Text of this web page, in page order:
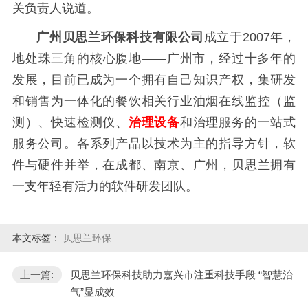
关负责人说道。
广州贝思兰环保科技有限公司 成立于2007年，
地处珠三角的核心腹地——广州市，经过十多年的
发展，目前已成为一个拥有自己知识产权，集研发
和销售为一体化的餐饮相关行业油烟在线监控（监
测）、快速检测仪、 治理设备和治理服务的一站式
服务公司。各系列产品以技术为主的指导方针，软
件与硬件并举，在成都、南京、广州，贝思兰拥有
一支年轻有活力的软件研发团队。
本文标签： 贝思兰环保
上一篇:
贝思兰环保科技助力嘉兴市注重科技手段 “智慧治
气”显成效